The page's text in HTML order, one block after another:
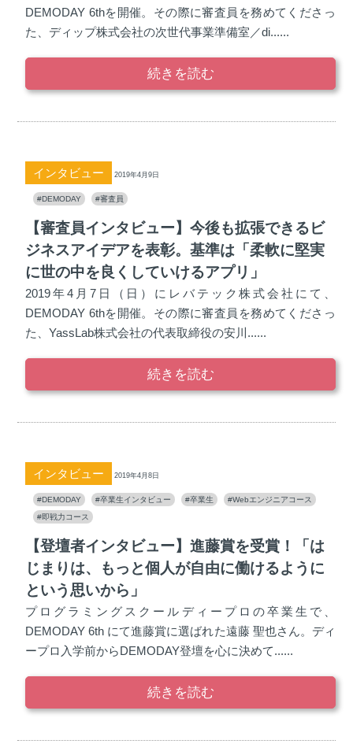
DEMODAY 6thを開催。その際に審査員を務めてくださっ
た、ディップ株式会社の次世代事業準備室／di......
続きを読む
インタビュー 2019年4月9日
#DEMODAY #審査員
【審査員インタビュー】今後も拡張できるビ
ジネスアイデアを表彰。基準は「柔軟に堅実
に世の中を良くしていけるアプリ」
2019年4月7日（日）にレバテック株式会社にて、
DEMODAY 6thを開催。その際に審査員を務めてくださっ
た、YassLab株式会社の代表取締役の安川......
続きを読む
インタビュー 2019年4月8日
#DEMODAY #卒業生インタビュー #卒業生
#Webエンジニアコース
#即戦力コース
【登壇者インタビュー】進藤賞を受賞！「は
じまりは、もっと個人が自由に働けるように
という思いから」
プログラミングスクールディープロの卒業生で、
DEMODAY 6th にて進藤賞に選ばれた遠藤 聖也さん。ディ
ープロ入学前からDEMODAY登壇を心に決めて......
続きを読む